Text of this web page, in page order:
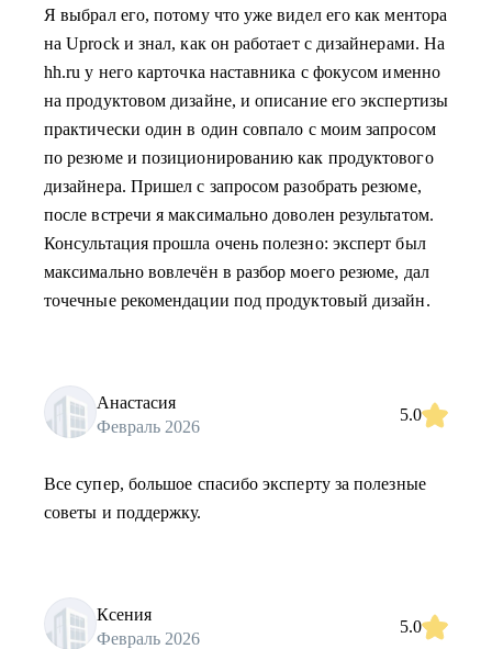
Я выбрал его, потому что уже видел его как ментора
на Uprock и знал, как он работает с дизайнерами. На
hh.ru у него карточка наставника с фокусом именно
на продуктовом дизайне, и описание его экспертизы
практически один в один совпало с моим запросом
по резюме и позиционированию как продуктового
дизайнера. Пришел с запросом разобрать резюме,
после встречи я максимально доволен результатом.
Консультация прошла очень полезно: эксперт был
максимально вовлечён в разбор моего резюме, дал
точечные рекомендации под продуктовый дизайн.
Анастасия
Февраль 2026
5.0
Все супер, большое спасибо эксперту за полезные
советы и поддержку.
Ксения
Февраль 2026
5.0